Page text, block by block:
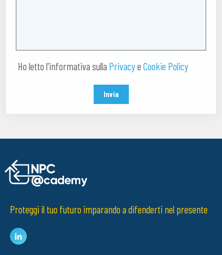
Ho letto l'informativa sulla Privacye Cookie Policy
Invia
Proteggi il tuo futuro imparando a difenderti nel presente